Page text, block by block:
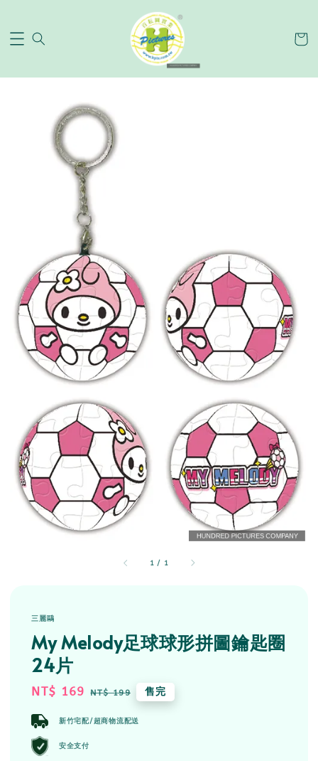
1 / 1
三麗鷗
My Melody足球球形拼圖鑰匙圈
24片
Sale
NT$ 169 Regular
NT$ 199 售完
新竹宅配/超商物流配送
安全支付